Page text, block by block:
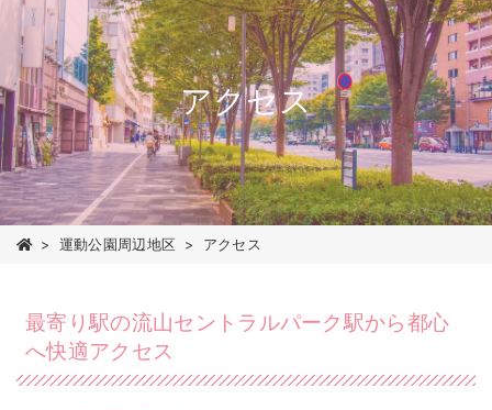
アクセス
運動公園周辺地区 アクセス
最寄り駅の流山セントラルパーク駅から都心
へ快適アクセス